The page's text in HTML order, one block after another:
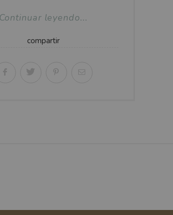
Continuar leyendo...
compartir